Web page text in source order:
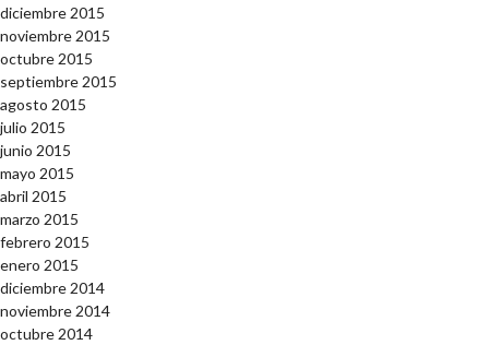
diciembre 2015
noviembre 2015
octubre 2015
septiembre 2015
agosto 2015
julio 2015
junio 2015
mayo 2015
abril 2015
marzo 2015
febrero 2015
enero 2015
diciembre 2014
noviembre 2014
octubre 2014